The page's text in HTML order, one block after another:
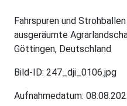
Fahrspuren und
ausgeräumte
Göttingen, Deutschland
Bild-ID: 247_dji_0106.jpg
Aufnahmedatum: